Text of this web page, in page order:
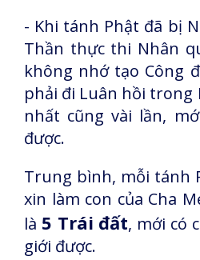
- Khi tánh Phật đã bị
Thần thực thi Nhân
không nhớ tạo Công
phải đi Luân hồi trong
nhất cũng vài lần,
được.
Trung bình, mỗi tánh
xin làm con của Cha
là 5 Trái đất, mới có
giới được.